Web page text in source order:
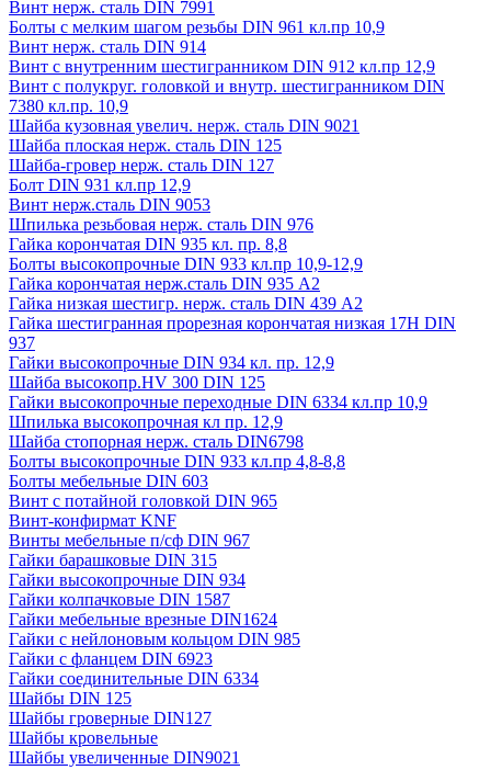
Винт нерж. сталь DIN 7991
Болты с мелким шагом резьбы DIN 961 кл.пр 10,9
Винт нерж. сталь DIN 914
Винт с внутренним шестигранником DIN 912 кл.пр 12,9
Винт с полукруг. головкой и внутр. шестигранником DIN
7380 кл.пр. 10,9
Шайба кузовная увелич. нерж. сталь DIN 9021
Шайба плоская нерж. сталь DIN 125
Шайба-гровер нерж. сталь DIN 127
Болт DIN 931 кл.пр 12,9
Винт нерж.сталь DIN 9053
Шпилька резьбовая нерж. сталь DIN 976
Гайка корончатая DIN 935 кл. пр. 8,8
Болты высокопрочные DIN 933 кл.пр 10,9-12,9
Гайка корончатая нерж.сталь DIN 935 А2
Гайка низкая шестигр. нерж. сталь DIN 439 А2
Гайка шестигранная прорезная корончатая низкая 17H DIN
937
Гайки высокопрочные DIN 934 кл. пр. 12,9
Шайба высокопр.HV 300 DIN 125
Гайки высокопрочные переходные DIN 6334 кл.пр 10,9
Шпилька высокопрочная кл пр. 12,9
Шайба стопорная нерж. сталь DIN6798
Болты высокопрочные DIN 933 кл.пр 4,8-8,8
Болты мебельные DIN 603
Винт с потайной головкой DIN 965
Винт-конфирмат KNF
Винты мебельные п/сф DIN 967
Гайки барашковые DIN 315
Гайки высокопрочные DIN 934
Гайки колпачковые DIN 1587
Гайки мебельные врезные DIN1624
Гайки с нейлоновым кольцом DIN 985
Гайки с фланцем DIN 6923
Гайки соединительные DIN 6334
Шайбы DIN 125
Шайбы гроверные DIN127
Шайбы кровельные
Шайбы увеличенные DIN9021